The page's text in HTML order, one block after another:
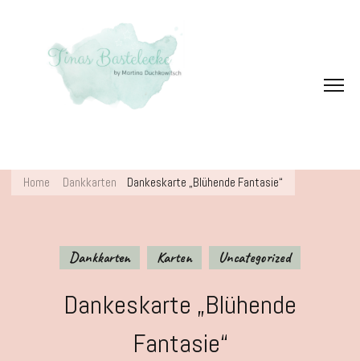
Home Dankkarten Dankeskarte „Blühende Fantasie“
Dankkarten Karten Uncategorized
Dankeskarte „Blühende
Fantasie“